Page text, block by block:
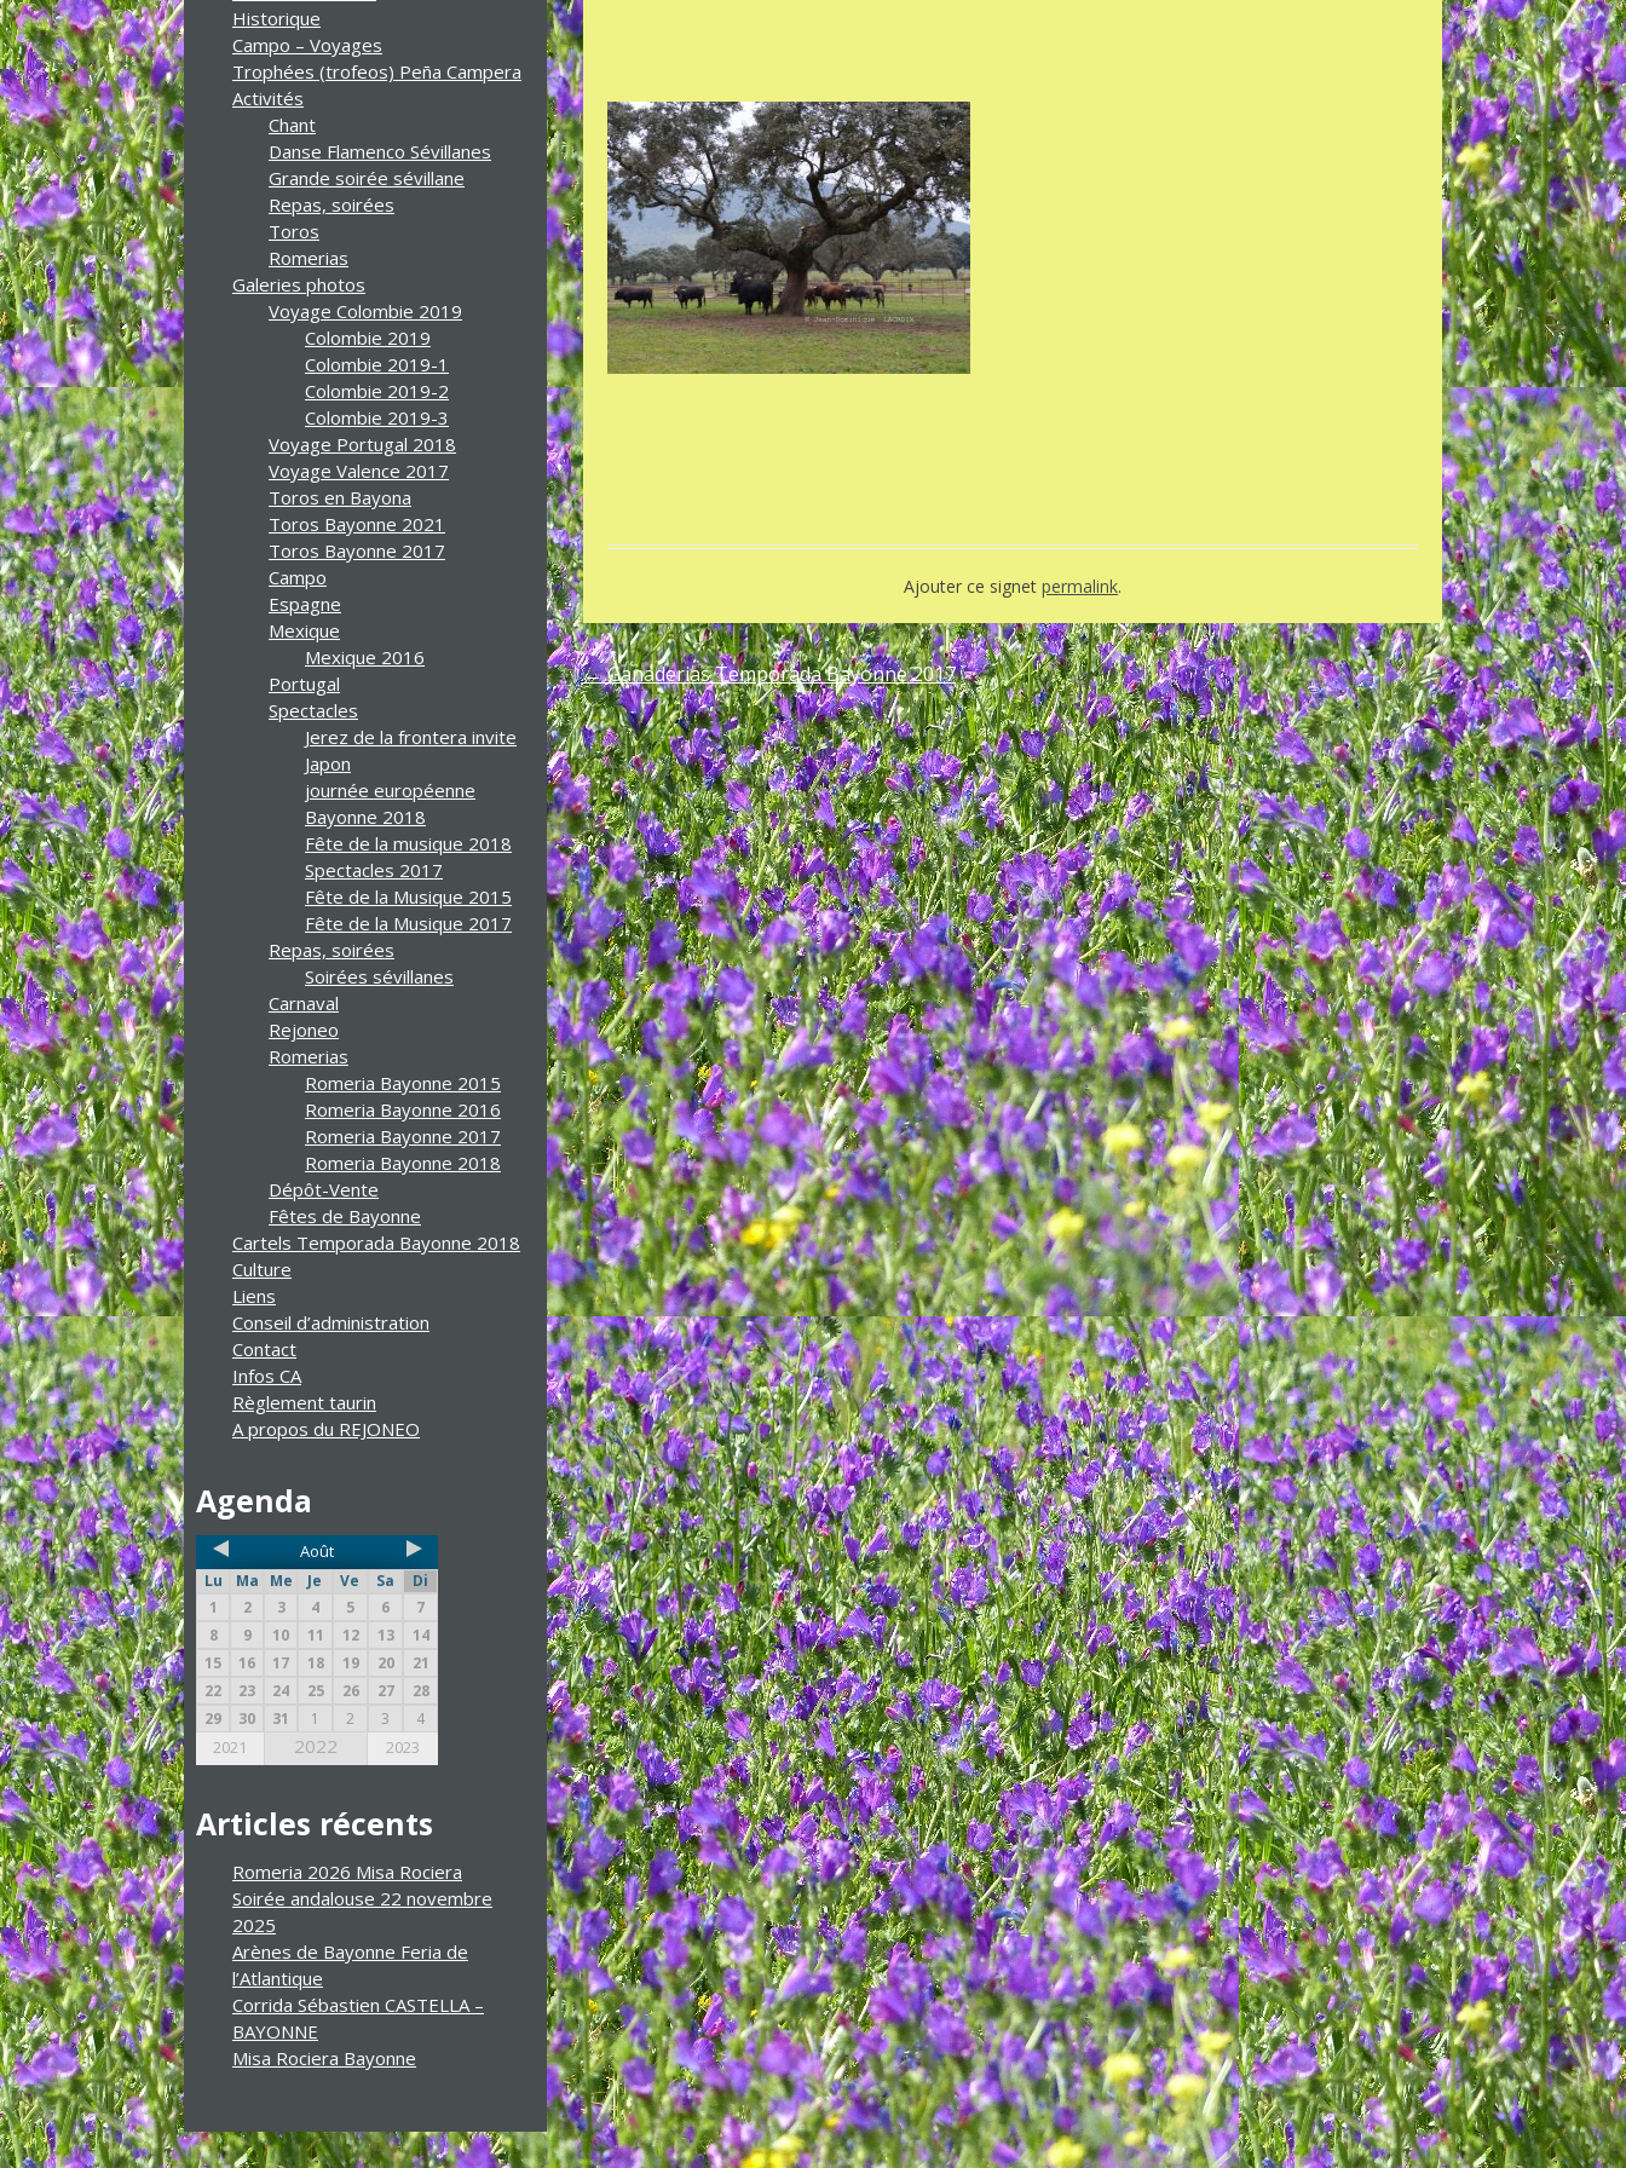
Ajouter ce signet permalink.
←Ganaderias Temporada Bayonne 2017
Historique
Campo – Voyages
Trophées (trofeos) Peña Campera
Activités
Chant
Danse Flamenco Sévillanes
Grande soirée sévillane
Repas, soirées
Toros
Romerias
Galeries photos
Voyage Colombie 2019
Colombie 2019
Colombie 2019-1
Colombie 2019-2
Colombie 2019-3
Voyage Portugal 2018
Voyage Valence 2017
Toros en Bayona
Toros Bayonne 2021
Toros Bayonne 2017
Campo
Espagne
Mexique
Mexique 2016
Portugal
Spectacles
Jerez de la frontera invite
Japon
journée européenne
Bayonne 2018
Fête de la musique 2018
Spectacles 2017
Fête de la Musique 2015
Fête de la Musique 2017
Repas, soirées
Soirées sévillanes
Carnaval
Rejoneo
Romerias
Romeria Bayonne 2015
Romeria Bayonne 2016
Romeria Bayonne 2017
Romeria Bayonne 2018
Dépôt-Vente
Fêtes de Bayonne
Cartels Temporada Bayonne 2018
Culture
Liens
Conseil d’administration
Contact
Infos CA
Règlement taurin
A propos du REJONEO
Agenda
Août
Lu Ma Me Je Ve Sa
Di
1
2 3 4 5 6
7
8
9 10 11 12 13
14
15
16 17 18 19 20
21
22
23 24 25 26 27
28
29
30 31 1 2 3 4
2021 2022 2023
Articles récents
Romeria 2026 Misa Rociera
Soirée andalouse 22 novembre
2025
Arènes de Bayonne Feria de
l’Atlantique
Corrida Sébastien CASTELLA –
BAYONNE
Misa Rociera Bayonne